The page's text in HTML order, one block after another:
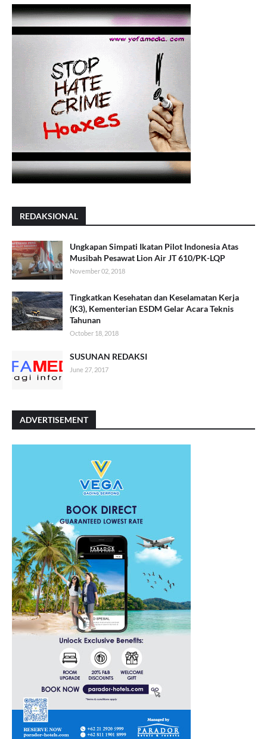
REDAKSIONAL
Ungkapan Simpati Ikatan Pilot Indonesia Atas
Musibah Pesawat Lion Air JT 610/PK-LQP
November 02, 2018
Tingkatkan Kesehatan dan Keselamatan Kerja
(K3), Kementerian ESDM Gelar Acara Teknis
Tahunan
October 18, 2018
SUSUNAN REDAKSI
June 27, 2017
ADVERTISEMENT